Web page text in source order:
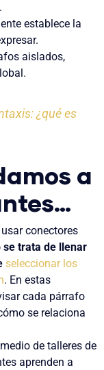
establece la
aislados,
¿qué es
a
conectores
se trata de llenar
seleccionar los
. En estas
cada párrafo
se relaciona
de talleres de
aprenden a